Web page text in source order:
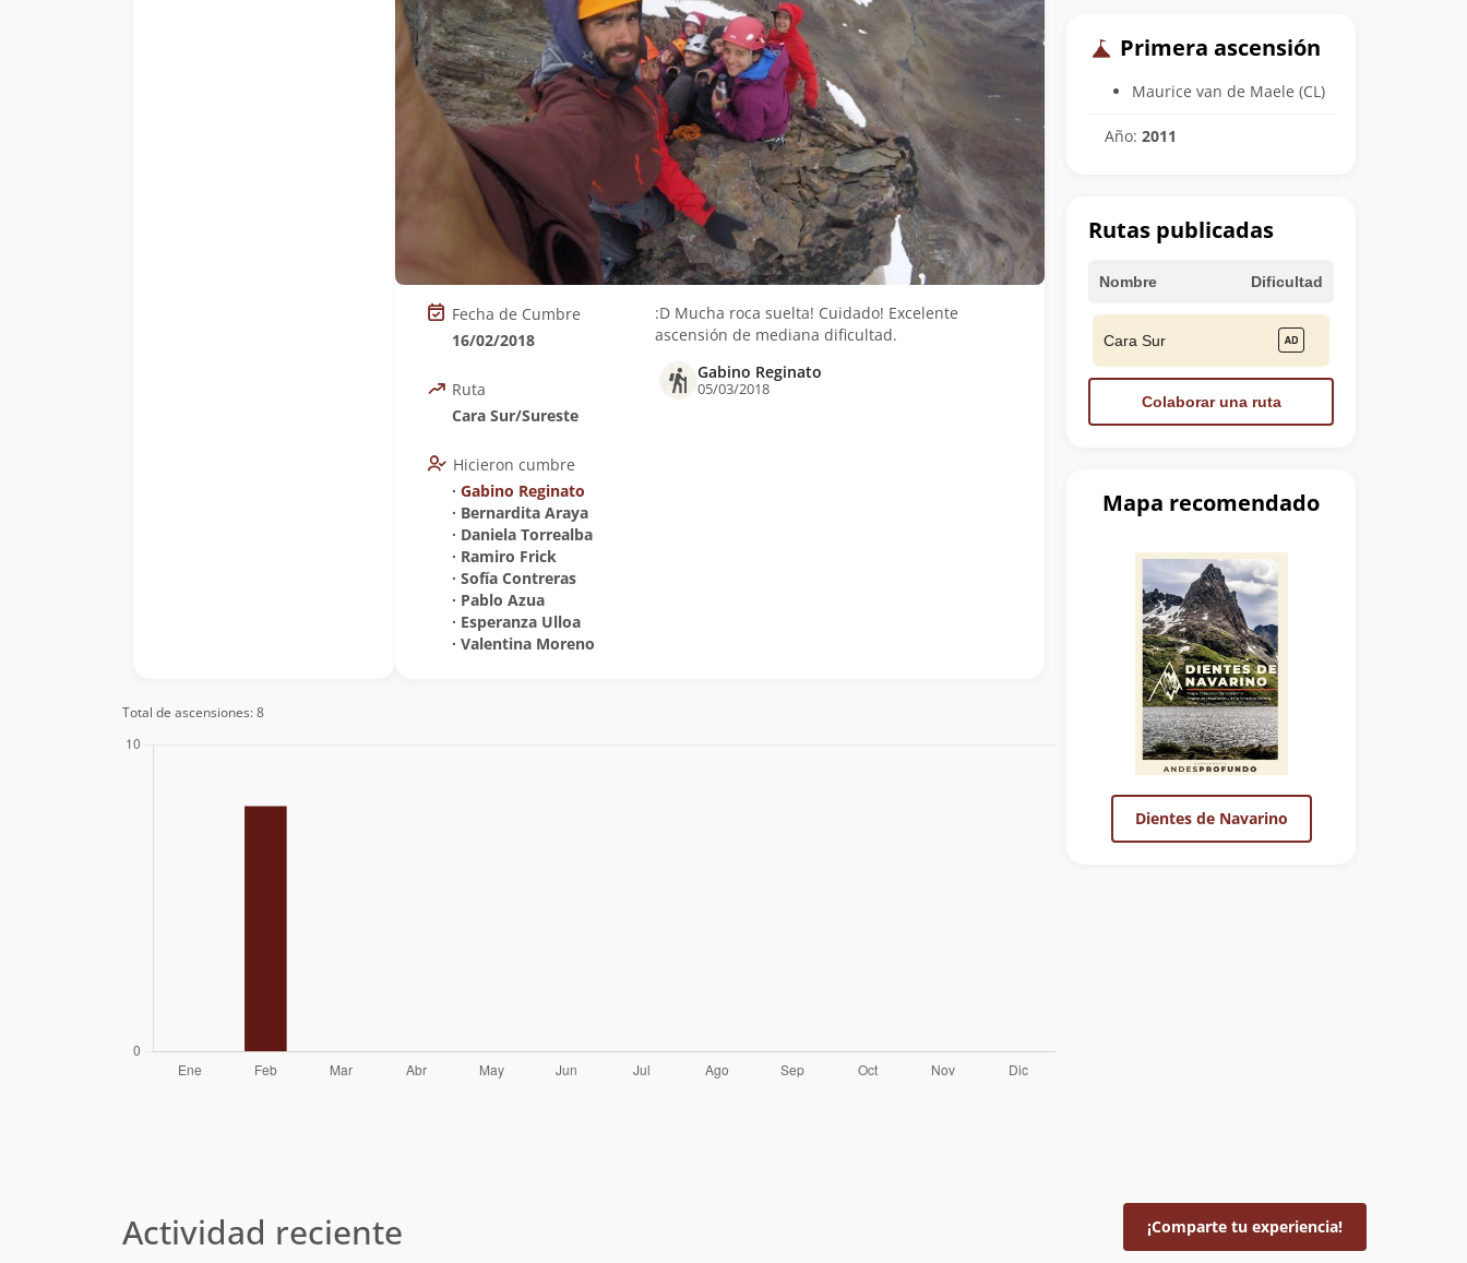
Primera ascensión
Maurice van de Maele (CL)
Año: 2011
Rutas publicadas
Nombre Dificultad
Cara Sur
Colaborar una ruta
Mapa recomendado
Dientes de Navarino
Fecha de Cumbre
16/02/2018
Ruta
Cara Sur/Sureste
Hicieron cumbre
∙ Gabino Reginato
∙ Bernardita Araya
∙ Daniela Torrealba
∙ Ramiro Frick
∙ Sofía Contreras
∙ Pablo Azua
∙ Esperanza Ulloa
∙ Valentina Moreno
:D Mucha roca suelta! Cuidado! Excelente
ascensión de mediana dificultad.
Gabino Reginato
05/03/2018
Total de ascensiones: 8
Actividad reciente ¡Comparte tu experiencia!